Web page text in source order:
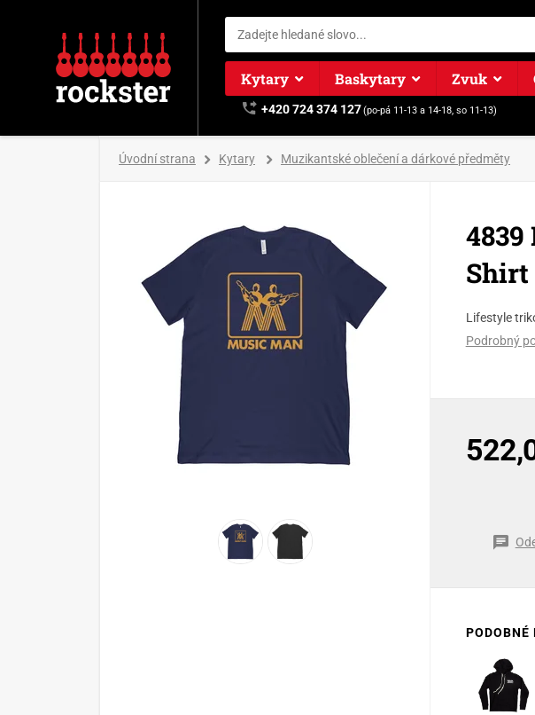
Kytary Baskytary Zvuk
+420 724 374 127(po-pá 11-13 a 14-18, so 11-13)
Úvodní strana Kytary Muzikantské oblečení a dárkové předměty
Shirt
Lifestyle
Podrobný
PODOBNÉ